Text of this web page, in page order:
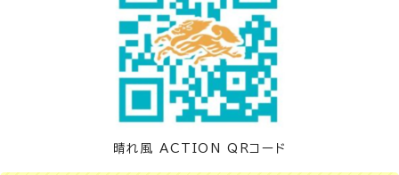
晴れ風 ACTION QRコード